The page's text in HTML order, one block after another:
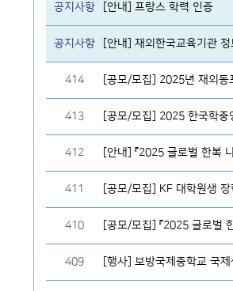
공지사항 [안내] 프랑스 학력 인증
공지사항 [안내] 재외한국교육기관
414 [공모/모집] 2025년 재외동
413 [공모/모집] 2025 한국학중
412 [안내] 『2025 글로벌 한복
411 [공모/모집] KF 대학원생
410 [공모/모집] 『2025 글로벌
409